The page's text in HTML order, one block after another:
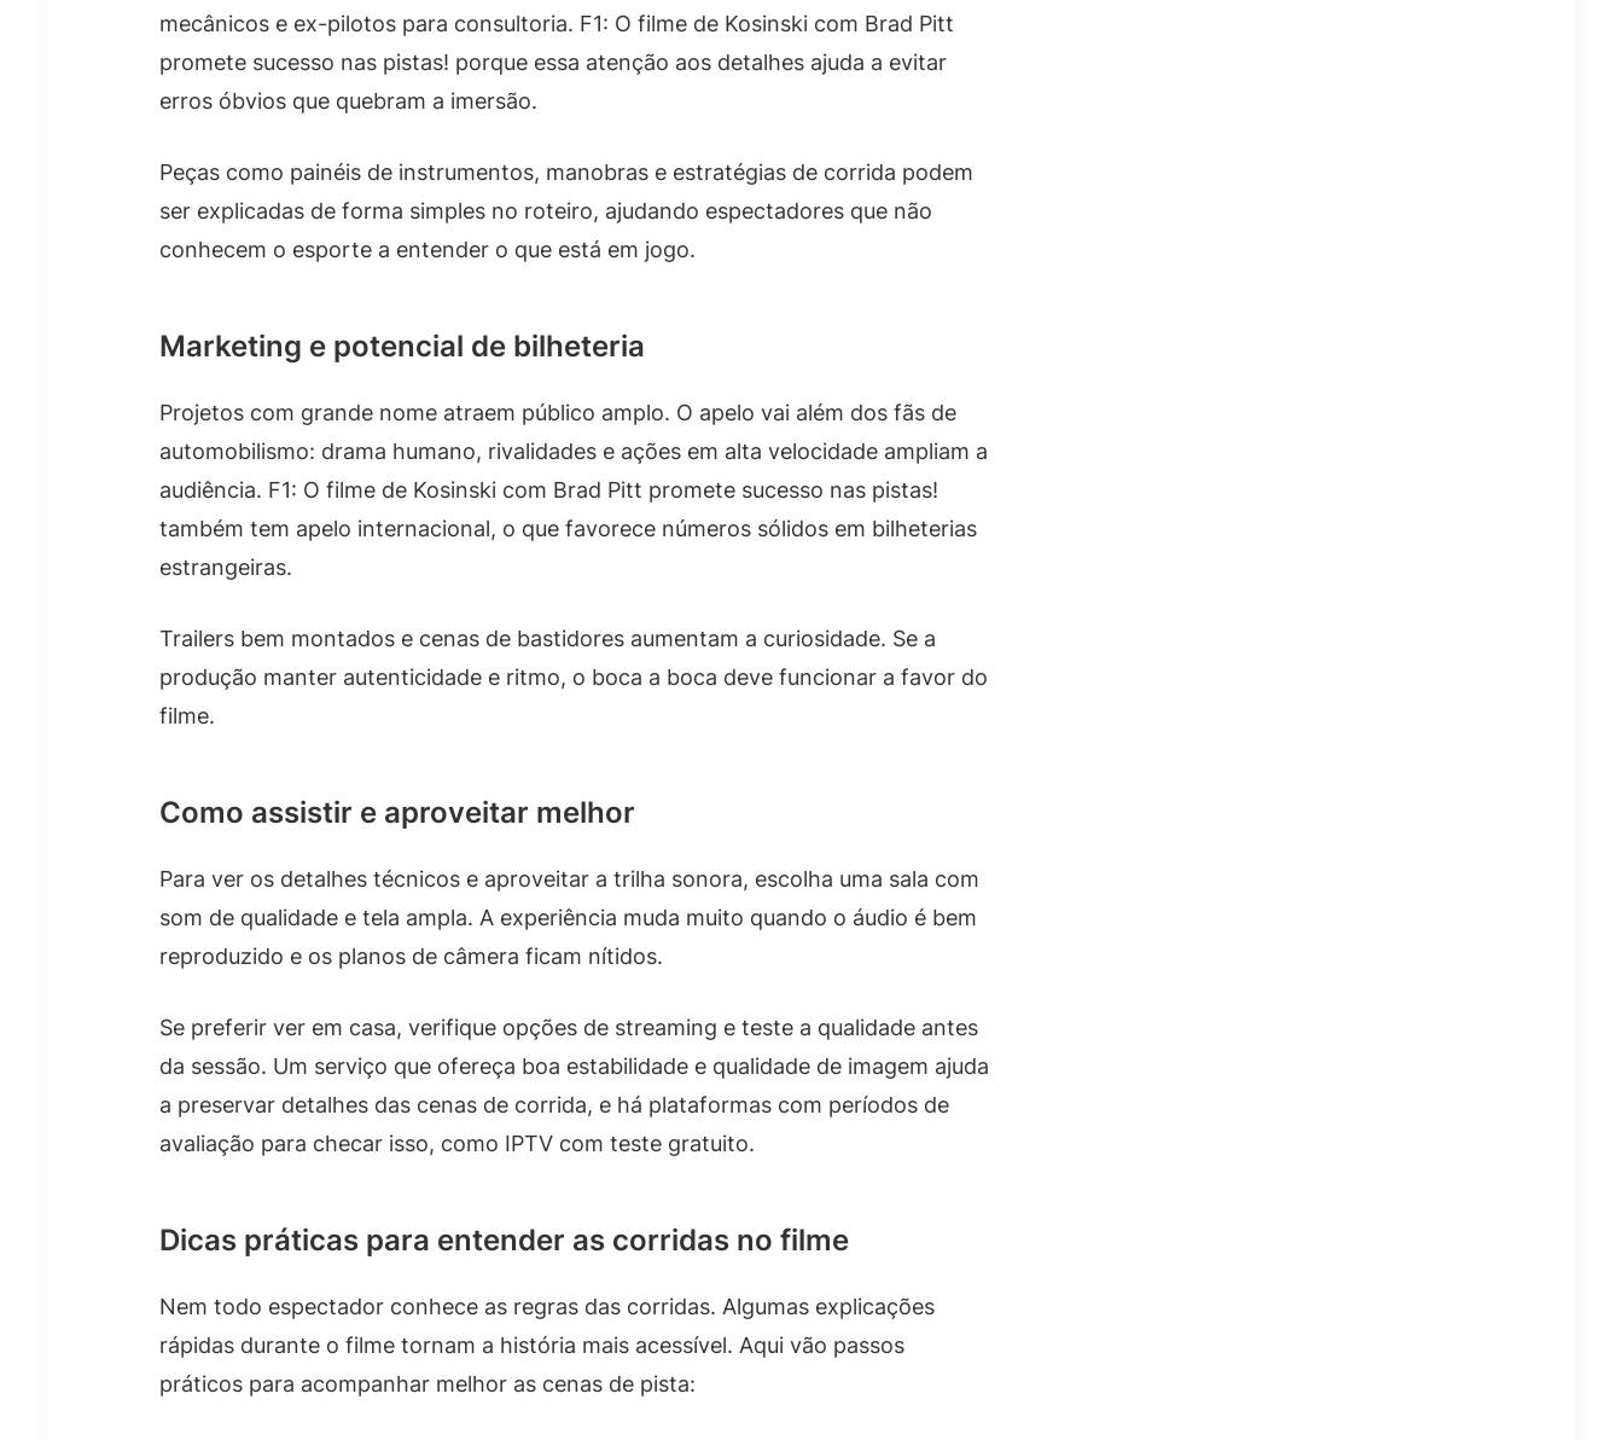
mecânicos e ex-pilotos para consultoria. F1: O filme de Kosinski com Brad Pitt
promete sucesso nas pistas! porque essa atenção aos detalhes ajuda a evitar
erros óbvios que quebram a imersão.
Peças como painéis de instrumentos, manobras e estratégias de corrida podem
ser explicadas de forma simples no roteiro, ajudando espectadores que não
conhecem o esporte a entender o que está em jogo.
Marketing e potencial de bilheteria
Projetos com grande nome atraem público amplo. O apelo vai além dos fãs de
automobilismo: drama humano, rivalidades e ações em alta velocidade ampliam a
audiência. F1: O filme de Kosinski com Brad Pitt promete sucesso nas pistas!
também tem apelo internacional, o que favorece números sólidos em bilheterias
estrangeiras.
Trailers bem montados e cenas de bastidores aumentam a curiosidade. Se a
produção manter autenticidade e ritmo, o boca a boca deve funcionar a favor do
filme.
Como assistir e aproveitar melhor
Para ver os detalhes técnicos e aproveitar a trilha sonora, escolha uma sala com
som de qualidade e tela ampla. A experiência muda muito quando o áudio é bem
reproduzido e os planos de câmera ficam nítidos.
Se preferir ver em casa, verifique opções de streaming e teste a qualidade antes
da sessão. Um serviço que ofereça boa estabilidade e qualidade de imagem ajuda
a preservar detalhes das cenas de corrida, e há plataformas com períodos de
avaliação para checar isso, como IPTV com teste gratuito.
Dicas práticas para entender as corridas no filme
Nem todo espectador conhece as regras das corridas. Algumas explicações
rápidas durante o filme tornam a história mais acessível. Aqui vão passos
práticos para acompanhar melhor as cenas de pista: